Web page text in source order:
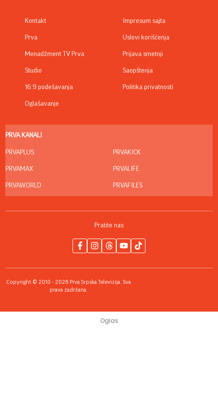
Kontakt
Prva
Menadžment TV Prva
Studio
16:9 podešavanja
Oglašavanje
Impresum sajta
Uslovi korišćenja
Prijava smetnji
Saopštenja
Politika privatnosti
PRVA KANALI
PRVAPLUS
PRVAMAX
PRVAWORLD
PRVAKICK
PRVALIFE
PRVAFILES
Pratite nas
Copyright © 2010 - 2026 Prva Srpska Televizija. Sva
prava zadržana.